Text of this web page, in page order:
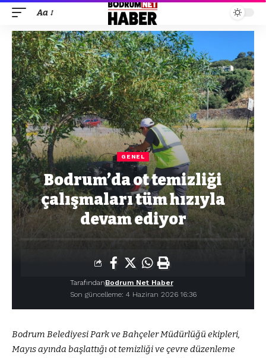
Aa
GENEL
Bodrum’da ot temizliği
çalışmaları tüm hızıyla
devam ediyor
Son güncelleme: 4 Haziran 2026 16:36
TarafındanBodrum Net Haber
Bodrum Belediyesi Park ve Bahçeler Müdürlüğü ekipleri,
Mayıs ayında başlattığı ot temizliği ve çevre düzenleme